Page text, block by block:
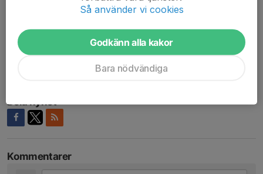
Har ni frågor, tankar, funderingar eller är sugen på att hjälpa till
som tränare är det bara att höra av sig! :)
Dela nyhet
Kommentarer
Så använder vi cookies
Godkänn alla kakor
Bara nödvändiga